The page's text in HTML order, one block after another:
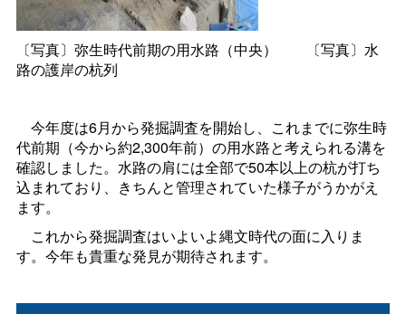
〔写真〕弥生時代前期の用水路（中央）
〔写真〕水
路の護岸の杭列
今年度は6月から発掘調査を開始し、これまでに弥生時
代前期（今から約2,300年前）の用水路と考えられる溝を
確認しました。水路の肩には全部で50本以上の杭が打ち
込まれており、きちんと管理されていた様子がうかがえ
ます。
これから発掘調査はいよいよ縄文時代の面に入りま
す。今年も貴重な発見が期待されます。